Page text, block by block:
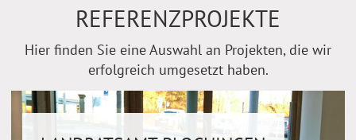
REFERENZPROJEKTE
Hier finden Sie eine Auswahl an Projekten, die wir
erfolgreich umgesetzt haben.